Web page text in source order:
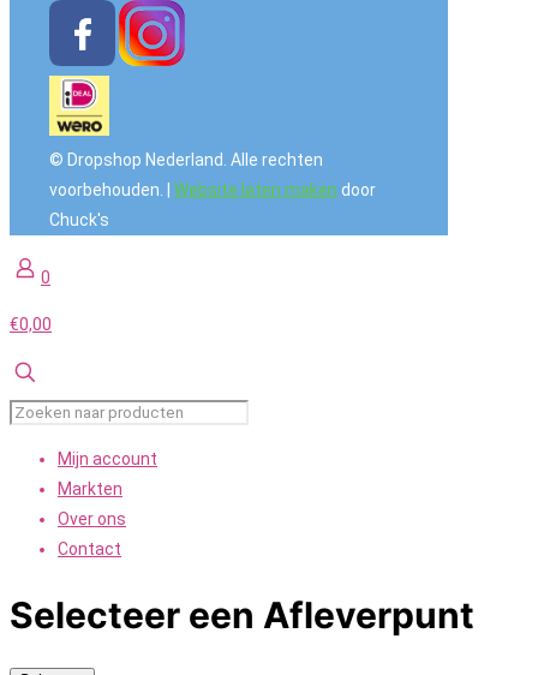
© Dropshop Nederland. Alle rechten
voorbehouden. | Website laten maken door
Chuck's
0
€0,00
Mijn account
Markten
Over ons
Contact
Selecteer een Afleverpunt